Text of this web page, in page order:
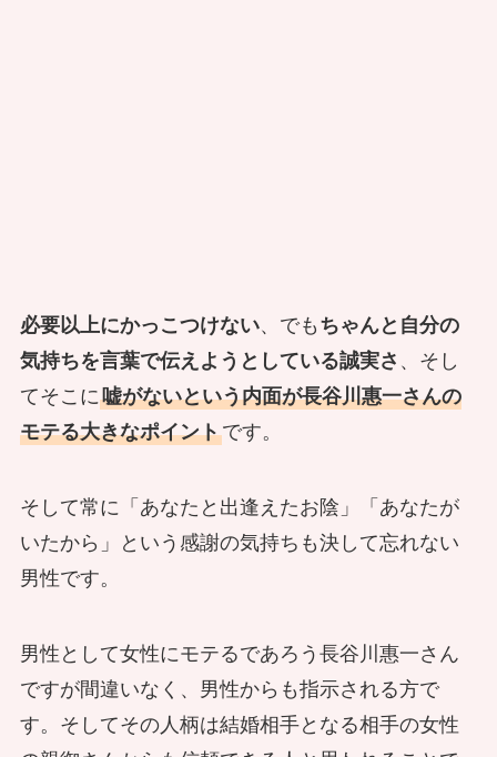
必要以上にかっこつけない、でも ちゃんと自分の
気持ちを言葉で伝えようとしている誠実さ 、そし
てそこに嘘がないという内面が長谷川惠一さんの
モテる大きなポイントです。
そして常に「あなたと出逢えたお陰」「あなたが
いたから」という感謝の気持ちも決して忘れない
男性です。
男性として女性にモテるであろう長谷川惠一さん
ですが間違いなく、男性からも指示される方で
す。そしてその人柄は結婚相手となる相手の女性